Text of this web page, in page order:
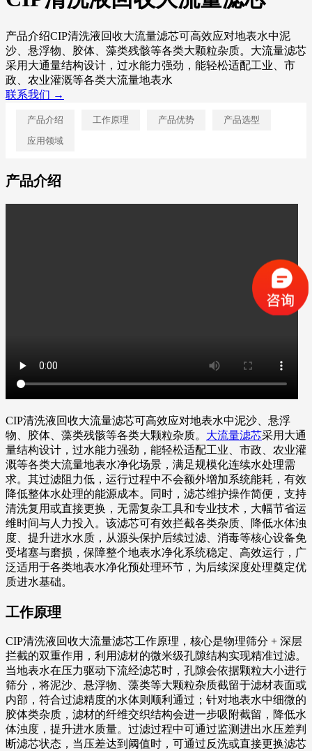
产品介绍CIP清洗液回收大流量滤芯可高效应对地表水中泥
沙、悬浮物、胶体、藻类残骸等各类大颗粒杂质。大流量滤芯
采用大通量结构设计，过水能力强劲，能轻松适配工业、市
政、农业灌溉等各类大流量地表水
联系我们 →
产品介绍 工作原理 产品优势
产品选型
应用领域
产品介绍
CIP清洗液回收大流量滤芯可高效应对地表水中泥沙、悬浮
物、胶体、藻类残骸等各类大颗粒杂质。 大流量滤芯采用大通
量结构设计，过水能力强劲，能轻松适配工业、市政、农业灌
溉等各类大流量地表水净化场景，满足规模化连续水处理需
求。其过滤阻力低，运行过程中不会额外增加系统能耗，有效
降低整体水处理的能源成本。同时，滤芯维护操作简便，支持
清洗复用或直接更换，无需复杂工具和专业技术，大幅节省运
维时间与人力投入。该滤芯可有效拦截各类杂质、降低水体浊
度、提升进水水质，从源头保护后续过滤、消毒等核心设备免
受堵塞与磨损，保障整个地表水净化系统稳定、高效运行，广
泛适用于各类地表水净化预处理环节，为后续深度处理奠定优
质进水基础。
工作原理
CIP清洗液回收大流量滤芯工作原理，核心是物理筛分 + 深层
拦截的双重作用，利用滤材的微米级孔隙结构实现精准过滤。
当地表水在压力驱动下流经滤芯时，孔隙会依据颗粒大小进行
筛分，将泥沙、悬浮物、藻类等大颗粒杂质截留于滤材表面或
内部，符合过滤精度的水体则顺利通过；针对地表水中细微的
胶体类杂质，滤材的纤维交织结构会进一步吸附截留，降低水
体浊度，提升进水质量。过滤过程中可通过监测进出水压差判
断滤芯状态，当压差达到阈值时，可通过反洗或直接更换滤芯